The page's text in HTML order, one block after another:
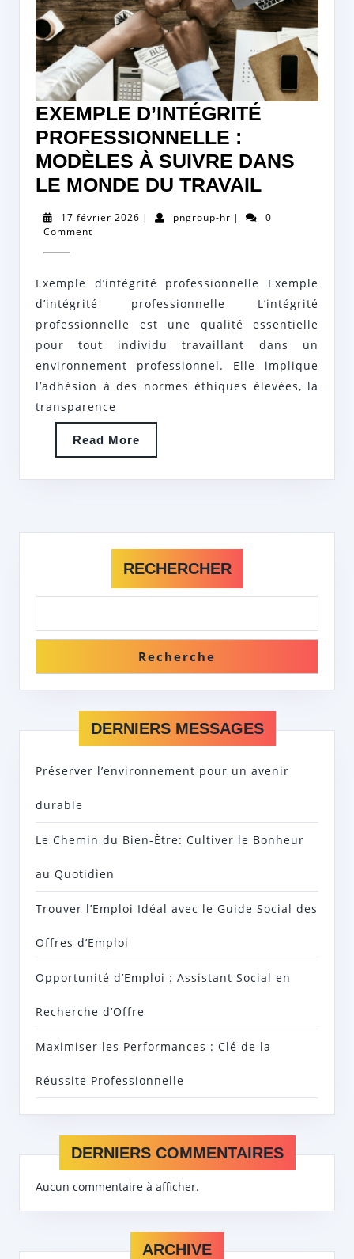
EXEMPLE D’INTÉGRITÉ
PROFESSIONNELLE :
MODÈLES À SUIVRE DANS
LE MONDE DU TRAVAIL
À
SUIVRE
DANS
LE
MONDE
17 février 2026 17| pngroup-hrpngroup-
|
0
Comment
Exemple d’intégrité professionnelle Exemple
d’intégrité professionnelle L’intégrité
professionnelle est une qualité essentielle
pour tout individu travaillant dans un
environnement professionnel. Elle implique
l’adhésion à des normes éthiques élevées, la
transparence
Read More
More
RECHERCHER
Recherche
DERNIERS MESSAGES
Préserver l’environnement pour un avenir
durable
Le Chemin du Bien-Être: Cultiver le Bonheur
au Quotidien
Trouver l’Emploi Idéal avec le Guide Social des
Offres d’Emploi
Opportunité d’Emploi : Assistant Social en
Recherche d’Offre
Maximiser les Performances : Clé de la
Réussite Professionnelle
DERNIERS COMMENTAIRES
Aucun commentaire à afficher.
ARCHIVE